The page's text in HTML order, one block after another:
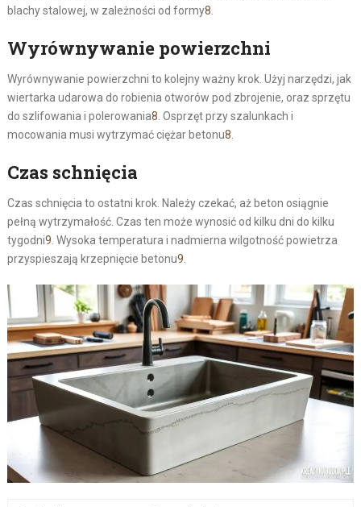
blachy stalowej, w zależności od formy8.
Wyrównywanie powierzchni
Wyrównywanie powierzchni to kolejny ważny krok. Użyj narzędzi, jak
wiertarka udarowa do robienia otworów pod zbrojenie, oraz sprzętu
do szlifowania i polerowania8. Osprzęt przy szalunkach i
mocowania musi wytrzymać ciężar betonu8.
Czas schnięcia
Czas schnięcia to ostatni krok. Należy czekać, aż beton osiągnie
pełną wytrzymałość. Czas ten może wynosić od kilku dni do kilku
tygodni9. Wysoka temperatura i nadmierna wilgotność powietrza
przyspieszają krzepnięcie betonu9.